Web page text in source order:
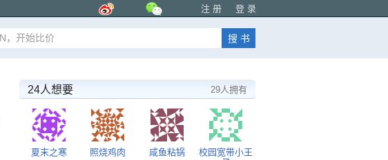
注 册 登 录
24人想要 29人拥有
夏末之寒 照烧鸡肉 咸鱼粘锅
校园宽带小王